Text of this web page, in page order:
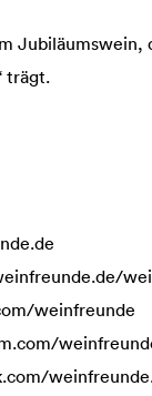
Jubiläumswein,
trägt.
weinfreunde